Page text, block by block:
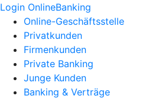
Login OnlineBanking
Online-Geschäftsstelle
Privatkunden
Firmenkunden
Private Banking
Junge Kunden
Banking & Verträge